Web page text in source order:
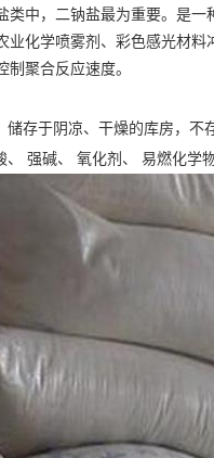
类中，二钠盐最为重要。是
业化学喷雾剂、彩色感光材
制聚合反应速度。
储存于阴凉、干燥的库房，不
、 强碱、 氧化剂、 易燃化学